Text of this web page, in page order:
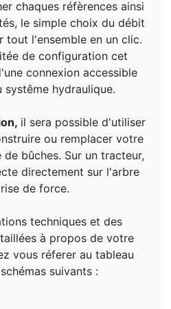
chaques réfèrences ainsi
le simple choix du débit
tout l'ensemble en un clic.
de configuration cet
connexion accessible
systême hydraulique.
il sera possible d'utiliser
ou remplacer votre
bûches. Sur un tracteur,
directement sur l'arbre
de force.
techniques et des
à propos de votre
vous réferer au tableau
suivants :